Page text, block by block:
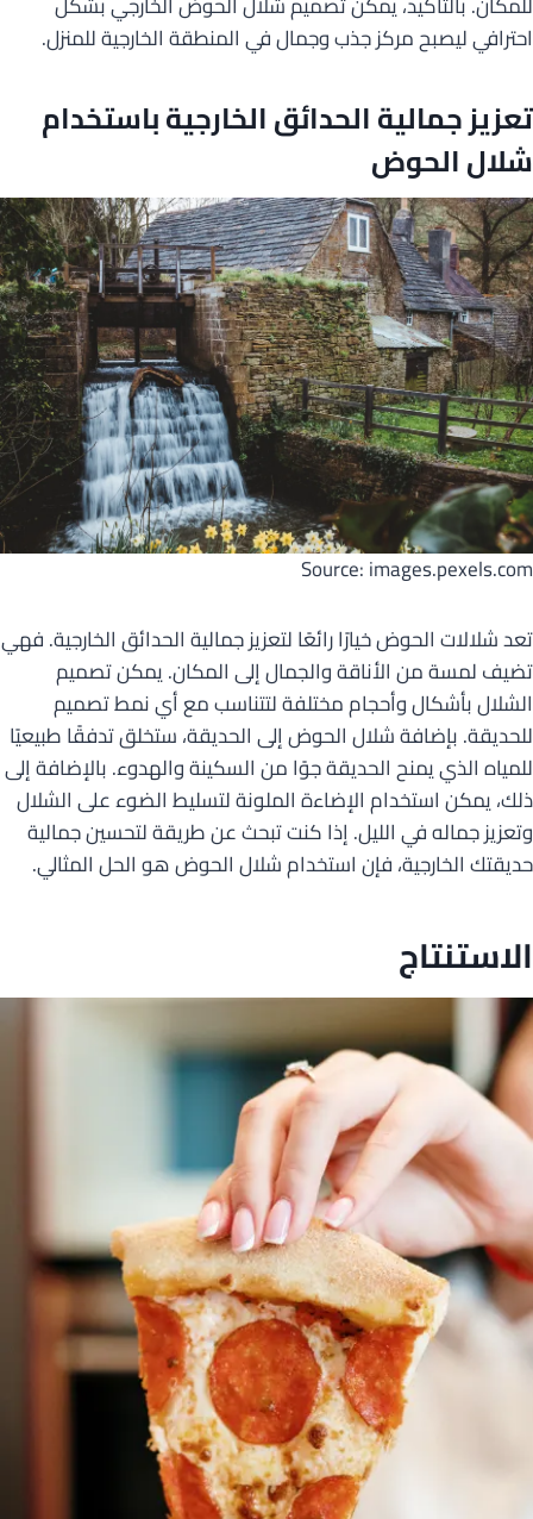
احترافي ليصبح مركز جذب وجمال في المنطقة الخارجية للمنزل.
تعزيز جمالية الحدائق الخارجية باستخدام
شلال الحوض
Source: images.pexels.com
تعد شلالات الحوض خيارًا رائعًا لتعزيز جمالية الحدائق الخارجية. فهي
تضيف لمسة من الأناقة والجمال إلى المكان. يمكن تصميم
الشلال بأشكال وأحجام مختلفة لتتناسب مع أي نمط تصميم
للحديقة. بإضافة شلال الحوض إلى الحديقة، ستخلق تدفقًا طبيعيًا
للمياه الذي يمنح الحديقة جوًا من السكينة والهدوء. بالإضافة إلى
ذلك، يمكن استخدام الإضاءة الملونة لتسليط الضوء على الشلال
وتعزيز جماله في الليل. إذا كنت تبحث عن طريقة لتحسين جمالية
حديقتك الخارجية، فإن استخدام شلال الحوض هو الحل المثالي.
الاستنتاج